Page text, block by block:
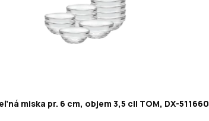
miska pr. 6 cm, objem 3,5 cl| TOM, DX-511660